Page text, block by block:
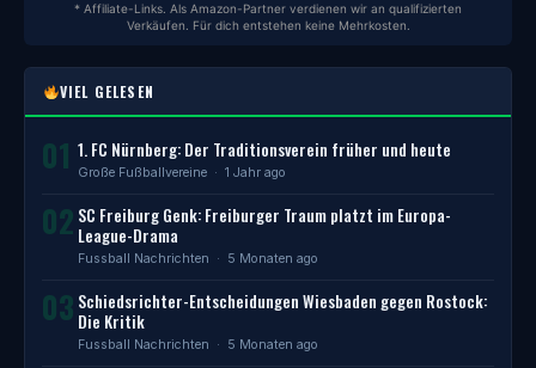
* Affiliate-Links. Als Amazon-Partner verdienen wir an qualifizierten
Verkäufen. Für dich entstehen keine Mehrkosten.
VIEL GELESEN
01 1. FC Nürnberg: Der Traditionsverein früher und heute
Große Fußballvereine · 1 Jahr ago
02 SC Freiburg Genk: Freiburger Traum platzt im Europa-
League-Drama
Fussball Nachrichten · 5 Monaten ago
03 Schiedsrichter-Entscheidungen Wiesbaden gegen Rostock:
Die Kritik
Fussball Nachrichten · 5 Monaten ago